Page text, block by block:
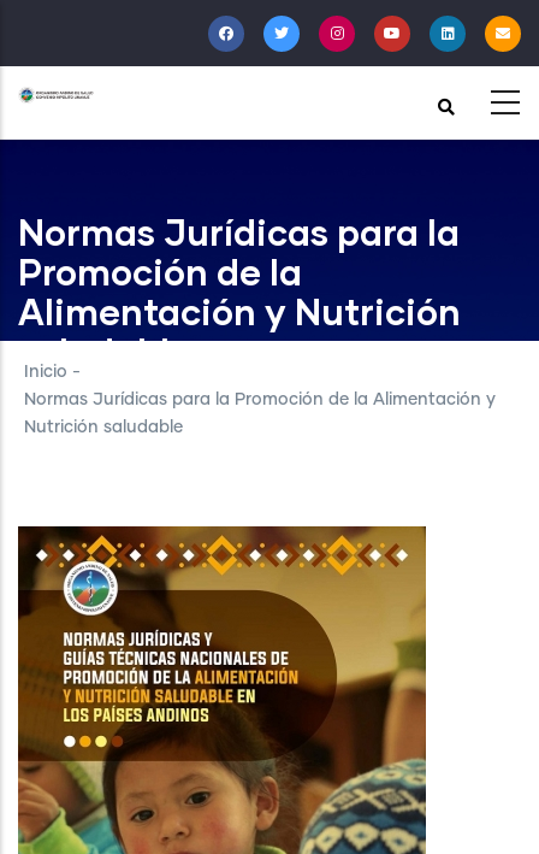
al
contenido
principal
Normas Jurídicas para la
Promoción de la
Alimentación y Nutrición
saludable
Inicio -
Normas Jurídicas para la Promoción de la Alimentación y
Nutrición saludable